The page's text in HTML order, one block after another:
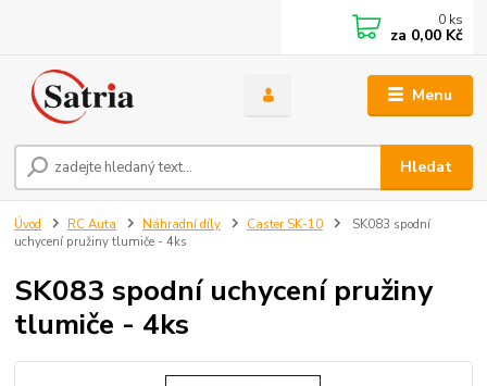
Menu
Hledat
0 ks
za 0,00 Kč
Úvod RC Auta Náhradní díly Caster SK-10
SK083 spodní
uchycení pružiny tlumiče - 4ks
SK083 spodní uchycení pružiny
tlumiče - 4ks